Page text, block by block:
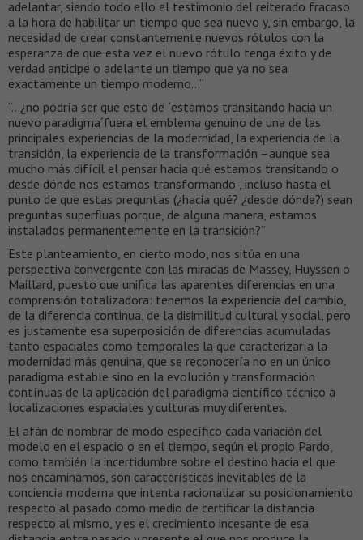
adelantar, siendo todo ello el testimonio del reiterado fracaso
a la hora de habilitar un tiempo que sea nuevo y, sin embargo, la
necesidad de crear constantemente nuevos rótulos con la
esperanza de que esta vez el nuevo rótulo tenga éxito y de
verdad anticipe o adelante un tiempo que ya no sea
exactamente un tiempo moderno…”
“…¿no podría ser que esto de `estamos transitando hacia un
nuevo paradigma´fuera el emblema genuino de una de las
principales experiencias de la modernidad, la experiencia de la
transición, la experiencia de la transformación –aunque sea
mucho más difícil el pensar hacia qué estamos transitando o
desde dónde nos estamos transformando-, incluso hasta el
punto de que estas preguntas (¿hacia qué? ¿desde dónde?) sean
preguntas superfluas porque, de alguna manera, estamos
instalados permanentemente en la transición?”
Este planteamiento, en cierto modo, nos sitúa en una
perspectiva convergente con las miradas de Massey, Huyssen o
Maillard, puesto que unifica las aparentes diferencias en una
comprensión totalizadora: tenemos la experiencia del cambio,
de la diferencia continua, de la disimilitud cultural y social, pero
es justamente esa superposición de diferencias acumuladas
tanto espaciales como temporales la que caracterizaría la
modernidad más genuina, que se reconocería no en un único
paradigma estable sino en la evolución y transformación
contínuas de la aplicación del paradigma científico técnico a
localizaciones espaciales y culturas muy diferentes.
El afán de nombrar de modo específico cada variación del
modelo en el espacio o en el tiempo, según el propio Pardo,
como también la incertidumbre sobre el destino hacia el que
nos encaminamos, son características inevitables de la
conciencia moderna que intenta racionalizar su posicionamiento
respecto al pasado como medio de certificar la distancia
respecto al mismo, y es el crecimiento incesante de esa